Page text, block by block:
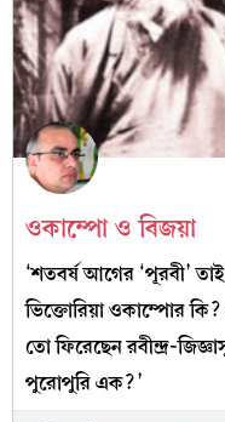
ওকাম্পো ও বিজয়া
‘শতবর্ষ আগের ‘পূরবী’
ভিক্তোরিয়া ওকাম্পোর
তো ফিরেছেন রবীন্দ্র-
পুরোপুরি এক?’